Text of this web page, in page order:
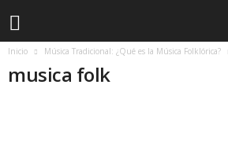
Inicio Música Tradicional: ¿Qué es la Música Folklórica?
musica folk